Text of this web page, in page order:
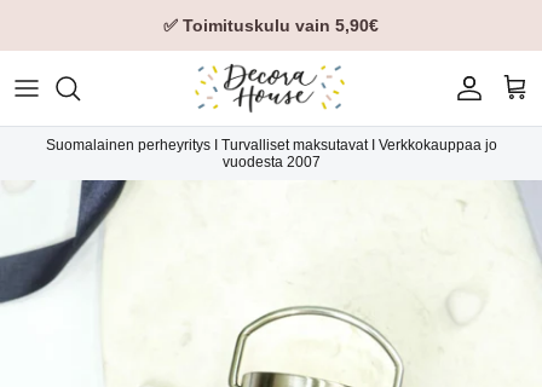
✅ Toimituskulu vain 5,90€
Tili
Suomalainen perheyritys I Turvalliset maksutavat I Verkkokauppaa jo
vuodesta 2007